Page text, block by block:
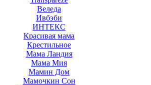
Веледа
Ивбэби
ИНТЕКС
Красивая мама
Крестильное
Мама Ландия
Мама Мия
Мамин Дом
Мамочкин Сон